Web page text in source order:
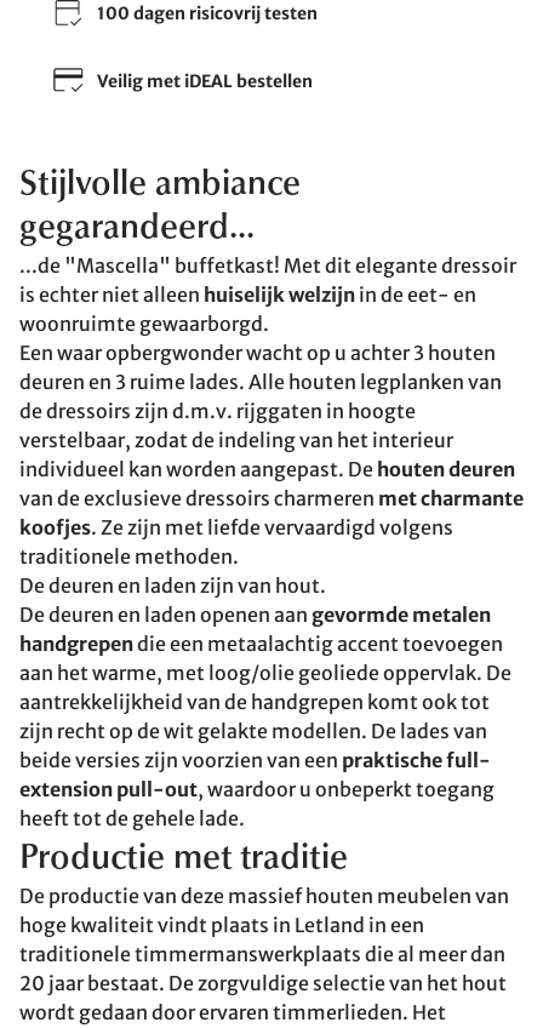
100 dagen risicovrij testen
Veilig met iDEAL bestellen
Stijlvolle ambiance
gegarandeerd...
...de "Mascella" buffetkast! Met dit elegante dressoir
is echter niet alleen huiselijk welzijn in de eet- en
woonruimte gewaarborgd.
Een waar opbergwonder wacht op u achter 3 houten
deuren en 3 ruime lades. Alle houten legplanken van
de dressoirs zijn d.m.v. rijggaten in hoogte
verstelbaar, zodat de indeling van het interieur
individueel kan worden aangepast. De houten deuren
van de exclusieve dressoirs charmeren met charmante
koofjes. Ze zijn met liefde vervaardigd volgens
traditionele methoden.
De deuren en laden zijn van hout.
De deuren en laden openen aan gevormde metalen
handgrependie een metaalachtig accent toevoegen
aan het warme, met loog/olie geoliede oppervlak. De
aantrekkelijkheid van de handgrepen komt ook tot
zijn recht op de wit gelakte modellen. De lades van
beide versies zijn voorzien van een praktische full-
extension pull-out, waardoor u onbeperkt toegang
heeft tot de gehele lade.
Productie met traditie
De productie van deze massief houten meubelen van
hoge kwaliteit vindt plaats in Letland in een
traditionele timmermanswerkplaats die al meer dan
20 jaar bestaat. De zorgvuldige selectie van het hout
wordt gedaan door ervaren timmerlieden. Het